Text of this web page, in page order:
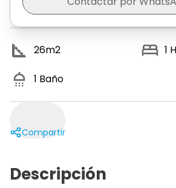
26m2 1
1 Baño
Compartir
Descripción